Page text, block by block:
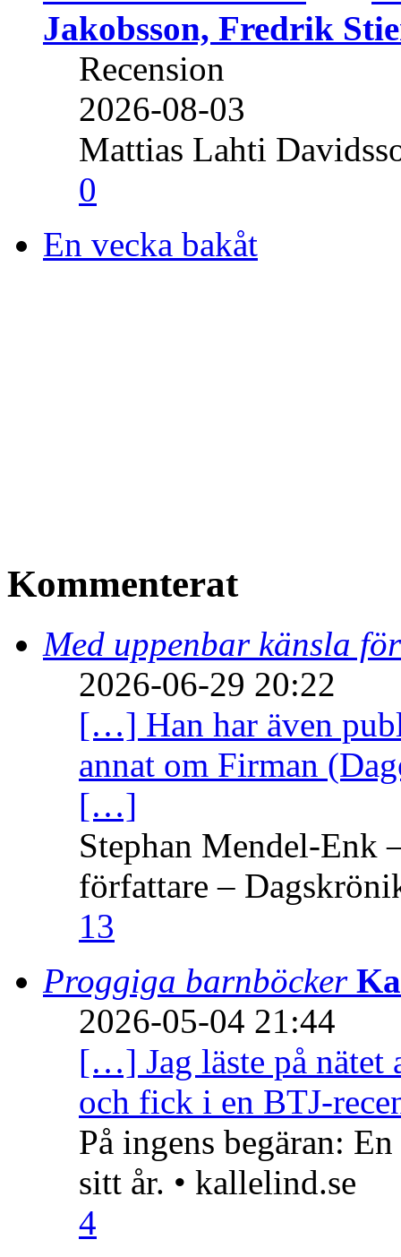
Jakobsson, Fredrik
Recension
2026-08-03
Mattias Lahti
0
En vecka bakåt
Kommenterat
Med uppenbar känsla
2026-06-29 20:22
[…] Han har även
annat om Firman
[…]
Stephan Mendel-Enk
författare –
13
Proggiga barnböcker
2026-05-04 21:44
[…] Jag läste på nätet
och fick i en BTJ-
På ingens begäran:
sitt år. • kallelind.se
4